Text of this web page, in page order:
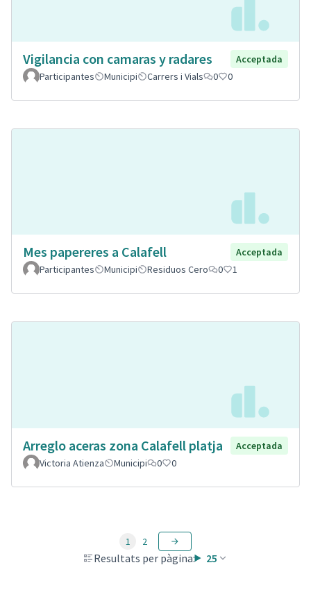
Vigilancia con camaras y radares
Acceptada
Participantes
Municipi Carrers i Vials 0 0
Mes papereres a Calafell
Acceptada
Participantes
Municipi Residuos Cero 0 1
Arreglo aceras zona Calafell platja
Acceptada
Victoria Atienza
Municipi 0 0
Resultats per pàgina: 25
1 2